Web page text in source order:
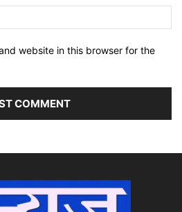
website in this browser for the